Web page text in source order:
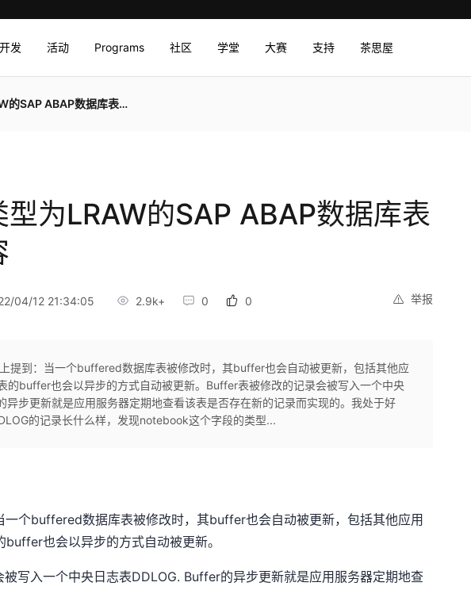
开发 活动 Programs 社区 学堂 大赛 支持 茶思屋
ABAP数据库表字段的内容
为LRAW的SAP ABAP数据库表
举报
04/12 21:34:05 2.9k+ 0 0
上提到：当一个buffered数据库表被修改时，其buffer也会自动被更新，包括其他应
的buffer也会以异步的方式自动被更新。Buffer表被修改的记录会被写入一个中央
异步更新就是应用服务器定期地查看该表是否存在新的记录而实现的。我处于好
的记录长什么样，发现notebook这个字段的类型...
一个buffered数据库表被修改时，其buffer也会自动被更新，包括其他应用
也会以异步的方式自动被更新。
写入一个中央日志表DDLOG. Buffer的异步更新就是应用服务器定期地查